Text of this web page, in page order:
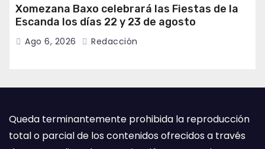
Xomezana Baxo celebrará las Fiestas de la
Escanda los días 22 y 23 de agosto
Ago 6, 2026 Redacción
Queda terminantemente prohibida la reproducción
total o parcial de los contenidos ofrecidos a través